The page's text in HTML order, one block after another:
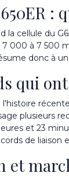
:
la cellule du
000 à 7 500
donc à
qui
l'histoire
plusieurs
et 23
de liaison
et